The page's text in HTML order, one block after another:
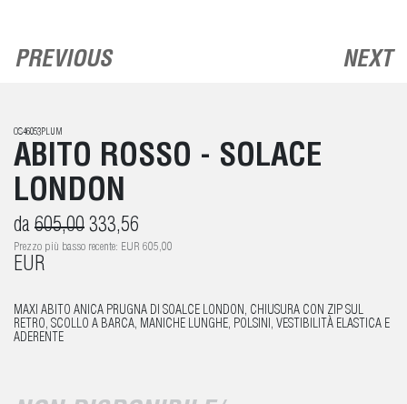
PREVIOUS NEXT
OS46053PLUM
ABITO ROSSO - SOLACE
LONDON
da 605,00 333,56
Prezzo più basso recente: EUR 605,00
EUR
MAXI ABITO ANICA PRUGNA DI SOALCE LONDON, CHIUSURA CON ZIP SUL
RETRO, SCOLLO A BARCA, MANICHE LUNGHE, POLSINI, VESTIBILITÀ ELASTICA E
ADERENTE